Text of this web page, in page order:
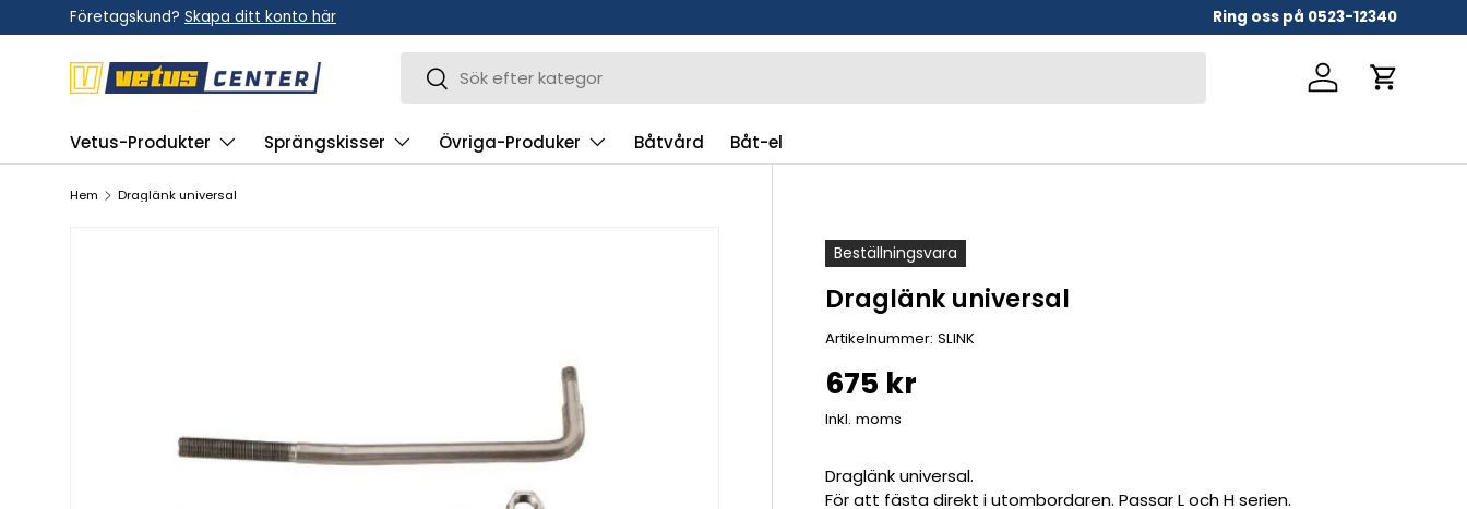
Hoppa till innehållet
Företagskund? Skapa ditt konto här Ring oss på 0523-12340
Sök Logga inVagn
Vetus-Produkter Sprängskisser Övriga-Produker Båtvård Båt-el
Hem Draglänk universal
Beställningsvara
Draglänk universal
Artikelnummer: SLINK
675 kr
Inkl. moms
Draglänk universal.
För att fästa direkt i utombordaren. Passar L och H serien.